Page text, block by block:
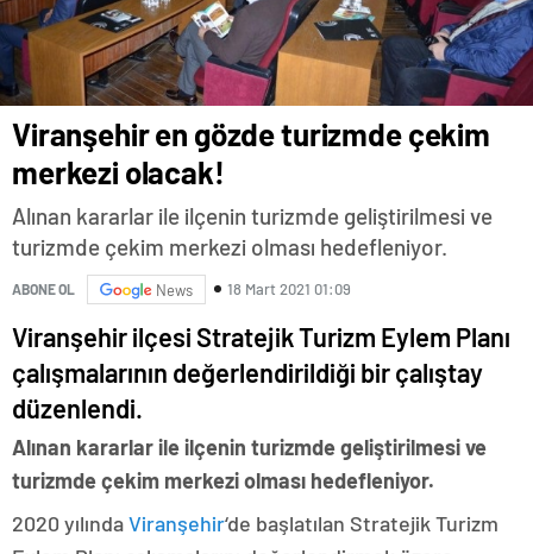
Viranşehir en gözde turizmde çekim
merkezi olacak!
Alınan kararlar ile ilçenin turizmde geliştirilmesi ve
turizmde çekim merkezi olması hedefleniyor.
ABONE OL News 18 Mart 2021 01:09
Viranşehir ilçesi Stratejik Turizm Eylem Planı
çalışmalarının değerlendirildiği bir çalıştay
düzenlendi.
Alınan kararlar ile ilçenin turizmde geliştirilmesi ve
turizmde çekim merkezi olması hedefleniyor.
2020 yılındaViranşehir‘de başlatılan Stratejik Turizm